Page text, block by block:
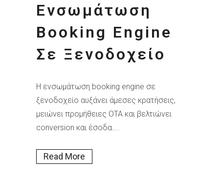
Ενσωμάτωση
Booking Engine
Σε Ξενοδοχείο
Η ενσωμάτωση booking engine σε
ξενοδοχείο αυξάνει άμεσες κρατήσεις,
μειώνει προμήθειες OTA και βελτιώνει
conversion και έσοδα....
Read More